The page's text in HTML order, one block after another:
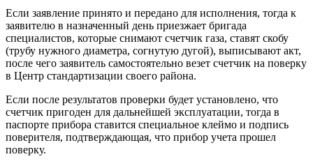
Если заявление принято и передано для исполнения, тогда к
заявителю в назначенный день приезжает бригада
специалистов, которые снимают счетчик газа, ставят скобу
(трубу нужного диаметра, согнутую дугой), выписывают акт,
после чего заявитель самостоятельно везет счетчик на поверку
в Центр стандартизации своего района.
Если после результатов проверки будет установлено, что
счетчик пригоден для дальнейшей эксплуатации, тогда в
паспорте прибора ставится специальное клеймо и подпись
поверителя, подтверждающая, что прибор учета прошел
поверку.